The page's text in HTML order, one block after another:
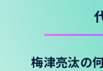
梅津亮汰の